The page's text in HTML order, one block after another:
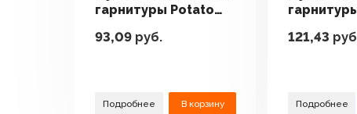
гарнитуры Potato
93,09 руб.
Подробнее В корзину
121,43
Подробнее